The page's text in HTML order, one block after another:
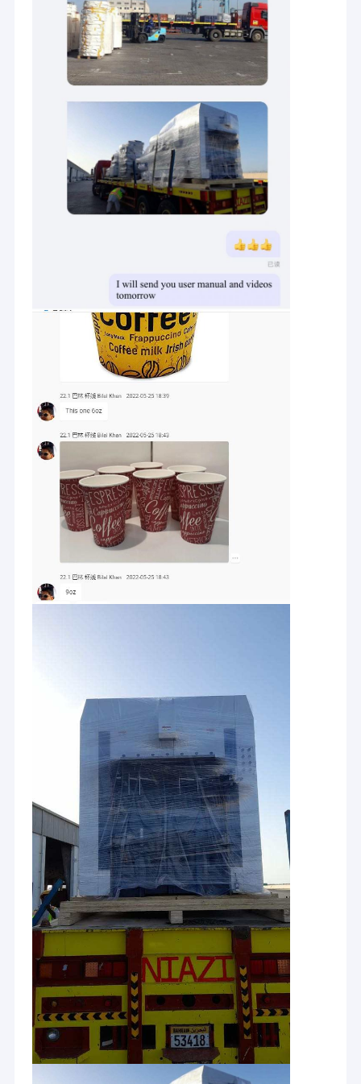
Ürün:% s
Hakkımızda
Zhengzhou Perfect Co., Ltd. profesyonel bir üreticidir ve
size sadece makinelerimizin detaylı tanıtımını değil, aynı
zamanda ihtiyaçlarınıza göre uygun maliyetli çözümler de